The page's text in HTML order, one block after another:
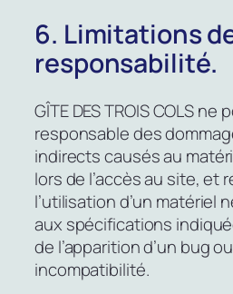
6. Limitations
responsabilité.
GÎTE DES TROIS COLS
responsable des
indirects causés au
lors de l’accès au site, et
l’utilisation d’un matériel
aux spécifications
de l’apparition d’un bug
incompatibilité.